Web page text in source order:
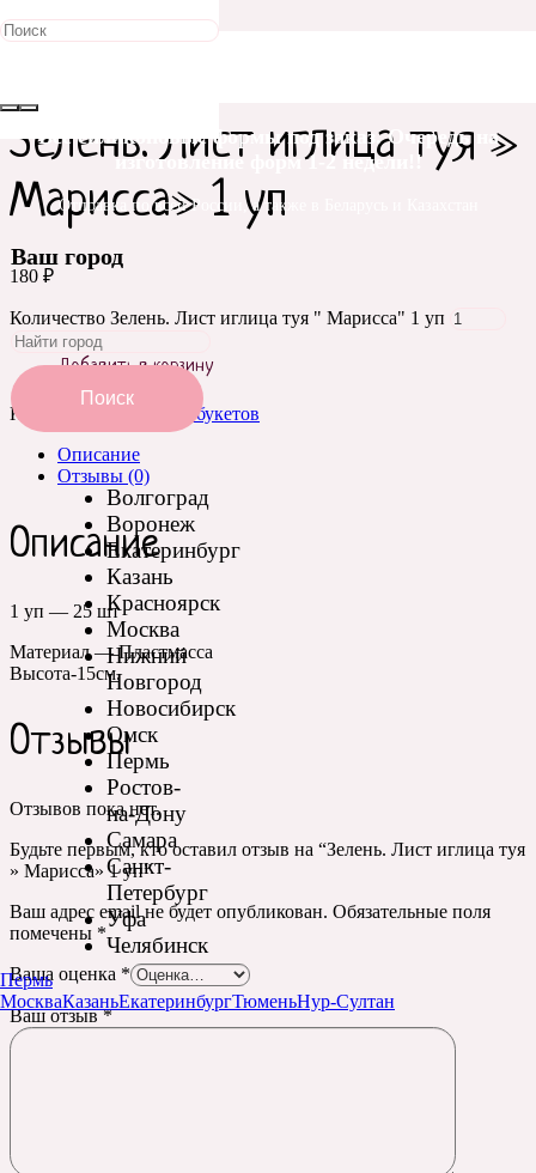
Все силиконовые формы под заказ. Очередь на
изготовление форм 1-2 недели!!
Отправка по всей России, а также в Беларусь и Казахстан
Ваш город
Поиск
Волгоград
Воронеж
Екатеринбург
Казань
Красноярск
Москва
Нижний
Новгород
Новосибирск
Омск
Пермь
Ростов-
на-Дону
Самара
Санкт-
Петербург
Уфа
Челябинск
Пермь
МоскваКазаньЕкатеринбургТюменьНур-Султан
Главная/Зелень для букетов
Зелень. Лист иглица туя »
Марисса» 1 уп
180 ₽
Количество Зелень. Лист иглица туя " Марисса" 1 уп
Добавить в корзину
Категория:
Зелень для букетов
Описание
Отзывы (0)
Описание
1 уп — 25 шт
Материал — Пластмасса
Высота-15см.
Отзывы
Отзывов пока нет.
Будьте первым, кто оставил отзыв на “Зелень. Лист иглица туя
» Марисса» 1 уп”
Ваш адрес email не будет опубликован. Обязательные поля
помечены *
Ваша оценка *
Ваш отзыв*